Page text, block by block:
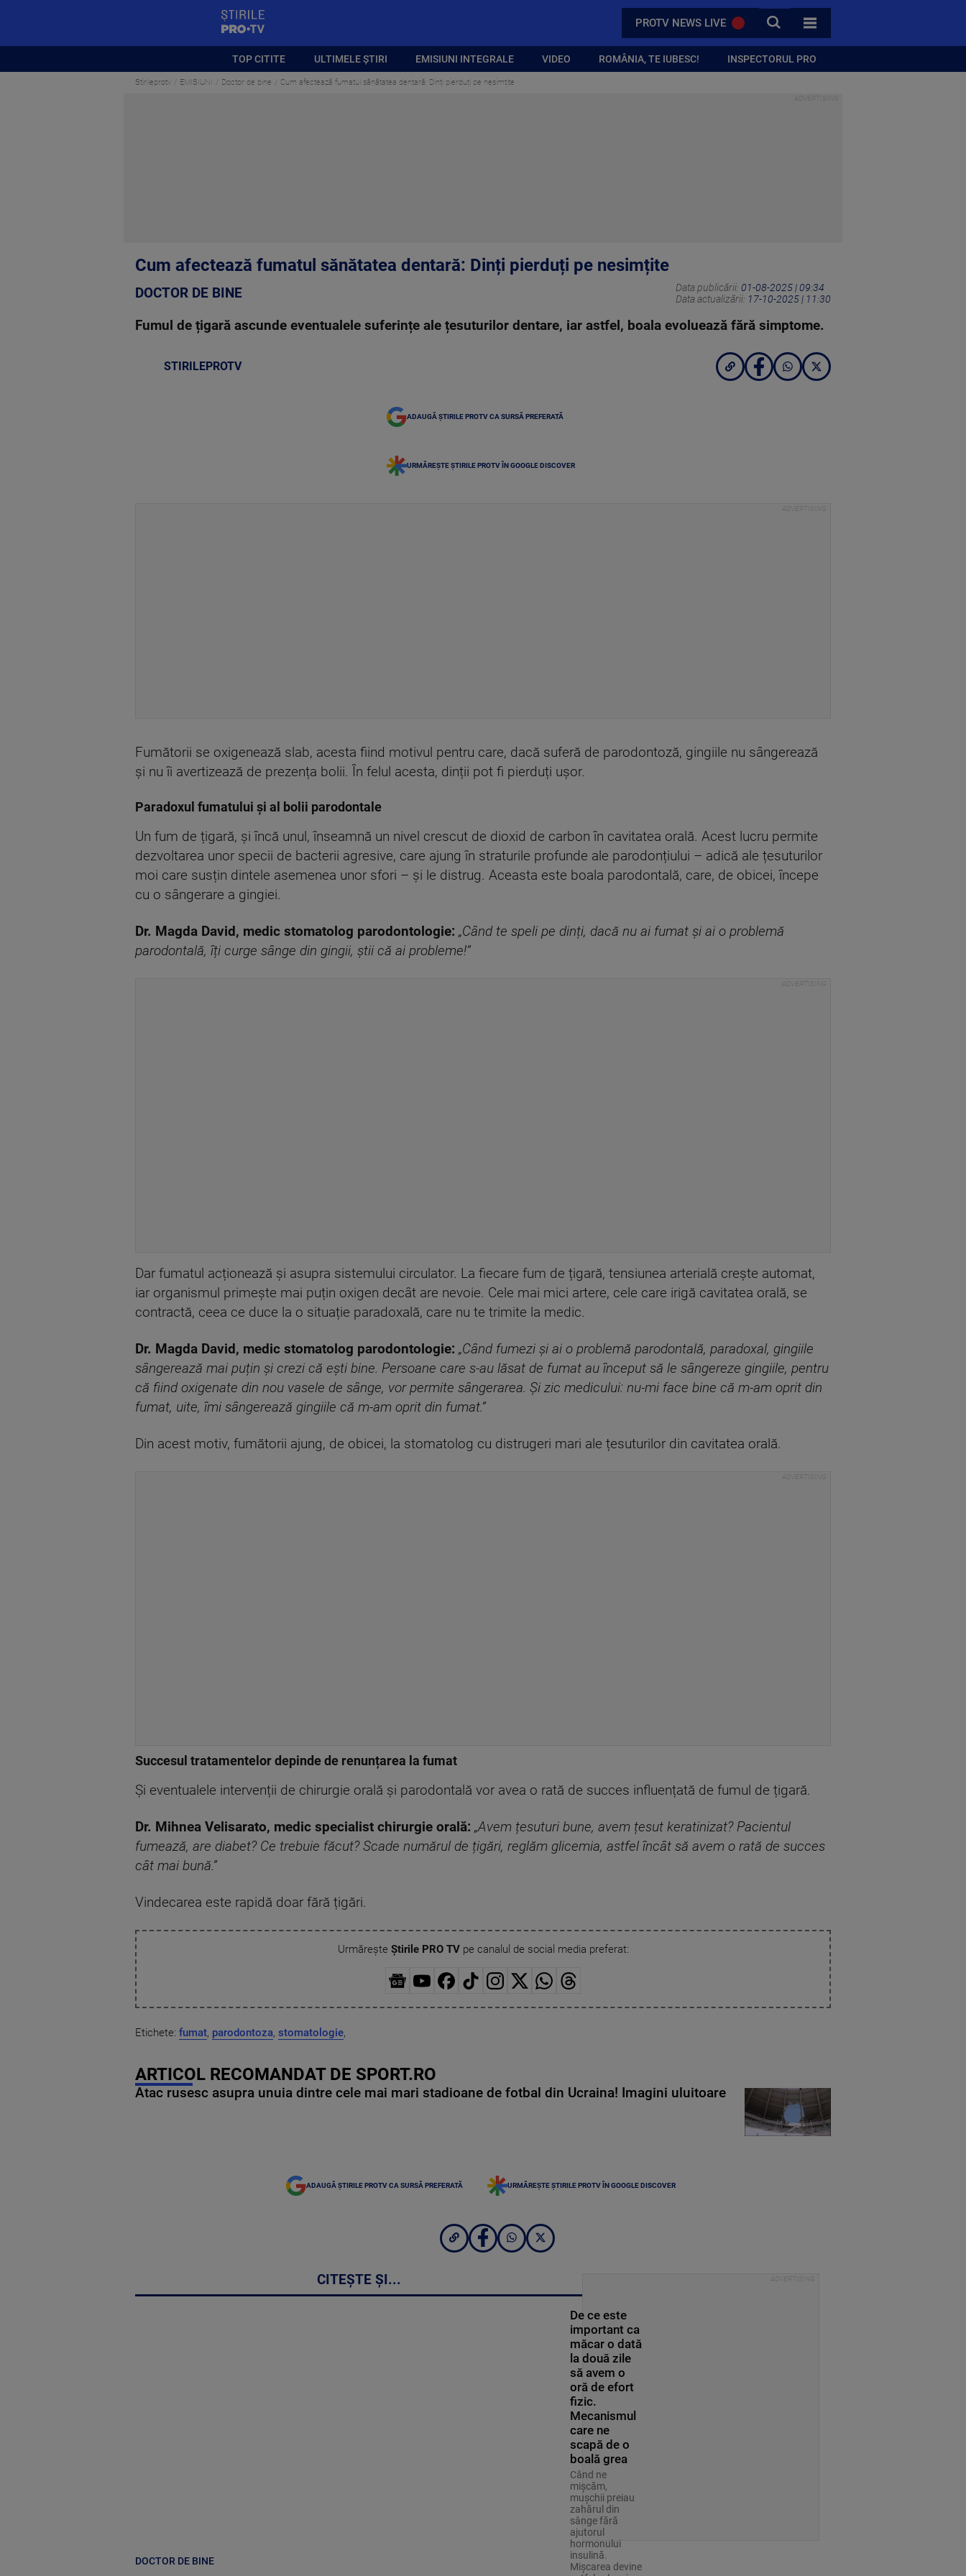
PROTV NEWS LIVE CAUTA
TOATE CATEGORIILE
TOP CITITE ULTIMELE ȘTIRI EMISIUNI INTEGRALE VIDEO ROMÂNIA, TE IUBESC! INSPECTORUL PRO
Stirileprotv EMISIUNI Doctor de bine Cum afectează fumatul sănătatea dentară: Dinți pierduți pe nesimțite
Cum afectează fumatul sănătatea dentară: Dinți pierduți pe nesimțite
DOCTOR DE BINE Data publicării: 01-08-2025 | 09:34
Data actualizării: 17-10-2025 | 11:30
Fumul de țigară ascunde eventualele suferințe ale țesuturilor dentare, iar astfel, boala evoluează fără simptome.
STIRILEPROTV
ADAUGĂ ȘTIRILE PROTV CA SURSĂ PREFERATĂ
URMĂREȘTE ȘTIRILE PROTV ÎN GOOGLE DISCOVER
Fumătorii se oxigenează slab, acesta fiind motivul pentru care, dacă suferă de parodontoză, gingiile nu sângerează
și nu îi avertizează de prezența bolii. În felul acesta, dinții pot fi pierduți ușor.
Paradoxul fumatului și al bolii parodontale
Un fum de țigară, și încă unul, înseamnă un nivel crescut de dioxid de carbon în cavitatea orală. Acest lucru permite
dezvoltarea unor specii de bacterii agresive, care ajung în straturile profunde ale parodonțiului – adică ale țesuturilor
moi care susțin dintele asemenea unor sfori – și le distrug. Aceasta este boala parodontală, care, de obicei, începe
cu o sângerare a gingiei.
Dr. Magda David, medic stomatolog parodontologie: „Când te speli pe dinți, dacă nu ai fumat și ai o problemă
parodontală, îți curge sânge din gingii, știi că ai probleme!”
Dar fumatul acționează și asupra sistemului circulator. La fiecare fum de țigară, tensiunea arterială crește automat,
iar organismul primește mai puțin oxigen decât are nevoie. Cele mai mici artere, cele care irigă cavitatea orală, se
contractă, ceea ce duce la o situație paradoxală, care nu te trimite la medic.
Dr. Magda David, medic stomatolog parodontologie: „Când fumezi și ai o problemă parodontală, paradoxal, gingiile
sângerează mai puțin și crezi că ești bine. Persoane care s-au lăsat de fumat au început să le sângereze gingiile, pentru
că fiind oxigenate din nou vasele de sânge, vor permite sângerarea. Și zic medicului: nu-mi face bine că m-am oprit din
fumat, uite, îmi sângerează gingiile că m-am oprit din fumat.”
Din acest motiv, fumătorii ajung, de obicei, la stomatolog cu distrugeri mari ale țesuturilor din cavitatea orală.
Succesul tratamentelor depinde de renunțarea la fumat
Și eventualele intervenții de chirurgie orală și parodontală vor avea o rată de succes influențată de fumul de țigară.
Dr. Mihnea Velisarato, medic specialist chirurgie orală: „Avem țesuturi bune, avem țesut keratinizat? Pacientul
fumează, are diabet? Ce trebuie făcut? Scade numărul de țigări, reglăm glicemia, astfel încât să avem o rată de succes
cât mai bună.”
Vindecarea este rapidă doar fără țigări.
Urmărește Știrile PRO TVpe canalul de social media preferat:
Etichete: fumat, parodontoza, stomatologie,
ARTICOL RECOMANDAT DE SPORT.RO
Atac rusesc asupra unuia dintre cele mai mari stadioane de fotbal din Ucraina! Imagini uluitoare
ADAUGĂ ȘTIRILE PROTV CA SURSĂ PREFERATĂ URMĂREȘTE ȘTIRILE PROTV ÎN GOOGLE DISCOVER
CITEȘTE ȘI...
DOCTOR DE BINE
De ce este
important ca
măcar o dată
la două zile
să avem o
oră de efort
fizic.
Mecanismul
care ne
scapă de o
boală grea
Când ne
mișcăm,
mușchii preiau
zahărul din
sânge fără
ajutorul
hormonului
insulină.
Mișcarea devine